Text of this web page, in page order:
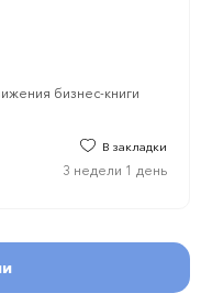
бизнес-книги
В закладки
3 недели 1 день